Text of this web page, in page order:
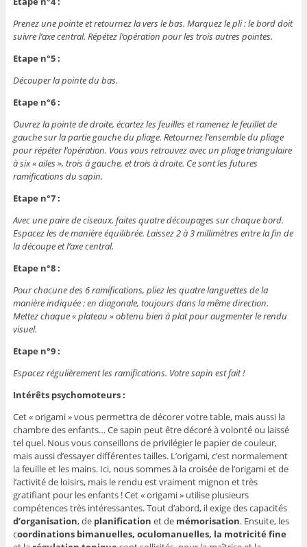
Prenez une pointe et retournez la vers le bas. Marquez le pli : le bord doit
suivre l’axe central. Répétez l’opération pour les trois autres pointes.
Etape n°5 :
Découper la pointe du bas.
Etape n°6 :
Ouvrez la pointe de droite, écartez les feuilles et ramenez le feuillet de
gauche sur la partie gauche du pliage. Retournez l’ensemble du pliage
pour répéter l’opération. Vous vous retrouvez avec un pliage triangulaire
à six « ailes », trois à gauche, et trois à droite. Ce sont les futures
ramifications du sapin.
Etape n°7 :
Avec une paire de ciseaux, faites quatre découpages sur chaque bord.
Espacez les de manière équilibrée. Laissez 2 à 3 millimètres entre la fin de
la découpe et l’axe central.
Etape n°8 :
Pour chacune des 6 ramifications, pliez les quatre languettes de la
manière indiquée : en diagonale, toujours dans la même direction.
Mettez chaque « plateau » obtenu bien à plat pour augmenter le rendu
visuel.
Etape n°9 :
Espacez régulièrement les ramifications. Votre sapin est fait !
Intérêts psychomoteurs :
Cet « origami » vous permettra de décorer votre table, mais aussi la
chambre des enfants… Ce sapin peut être décoré à volonté ou laissé
tel quel. Nous vous conseillons de privilégier le papier de couleur,
mais aussi d’essayer différentes tailles. L’origami, c’est normalement
la feuille et les mains. Ici, nous sommes à la croisée de l’origami et de
l’activité de loisirs, mais le rendu est vraiment mignon et très
gratifiant pour les enfants ! Cet « origami » utilise plusieurs
compétences très intéressantes. Tout d’abord, il exige des capacités
d’organisation, de planification et de mémorisation. Ensuite, les
coordinations bimanuelles, oculomanuelles, la motricité fine